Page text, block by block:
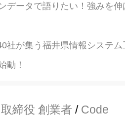
データで語りたい！強みを
社が集う福井県情報システ
動！
締役 創業者 / Code